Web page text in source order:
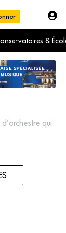
&
d’orchestre qui